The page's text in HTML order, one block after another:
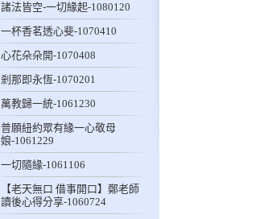
諸法皆空-一切緣起-1080120
一杯香茗透心斐-1070410
心花朵朵開-1070408
剎那即永恆-1070201
萬教歸一統-1061230
普願紐約眾有緣一心敬母
娘-1061229
一切隨緣-1061106
【老天無口 借事開口】鄭老師
讀後心得分享-1060724